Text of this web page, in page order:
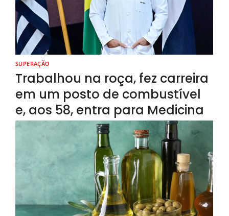
SUPERAÇÃO
Trabalhou na roça, fez carreira
em um posto de combustível
e, aos 58, entra para Medicina